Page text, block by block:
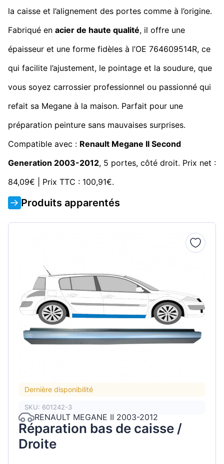
la caisse et l’alignement des portes comme à l’origine.
Fabriqué en acier de haute qualité, il offre une
épaisseur et une forme fidèles à l’OE 764609514R, ce
qui facilite l’ajustement, le pointage et la soudure, que
vous soyez carrossier professionnel ou passionné qui
refait sa Megane à la maison. Parfait pour une
préparation peinture sans mauvaises surprises.
Compatible avec : Renault Megane II Second
Generation 2003-2012, 5 portes, côté droit. Prix net :
84,09€ | Prix TTC : 100,91€.
Produits apparentés
Dernière disponibilité
SKU: 601242-3
RENAULT MEGANE II 2003-2012
Réparation bas de caisse /
Droite